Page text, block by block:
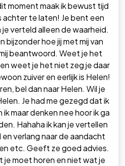
moment maak ik bewust tijd
achter te laten! Je bent een
verteld alleen de waarheid.
bijzonder hoe jij met mij van
beantwoord. Weet je het
weet je het niet zeg je daar
zuiver en eerlijk is Helen!
bel dan naar Helen. Wil je
Je had me gezegd dat ik
maar denken nee hoor ik ga
Hahaha ik kan je vertellen
verlang naar de aandacht
etc. Geeft ze goed advies.
je moet horen en niet wat je